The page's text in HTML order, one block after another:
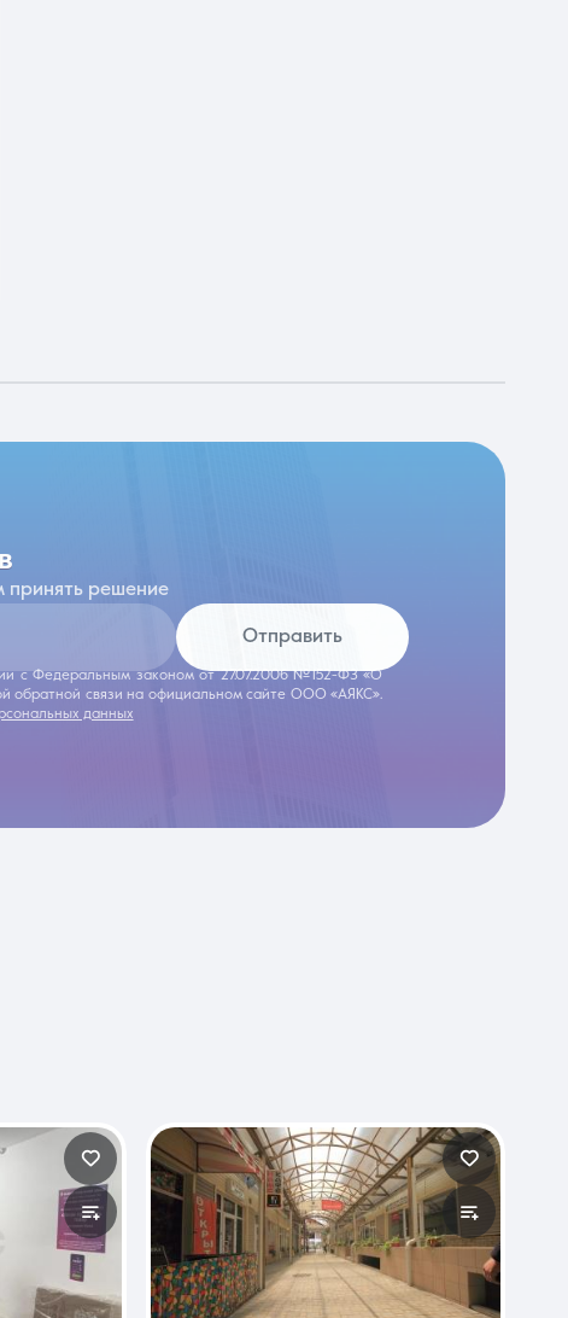
принять решение
Отправить
с Федеральным законом от 27.07.2006 №152-ФЗ «О
обратной связи на официальном сайте ООО «АЯКС».
данных